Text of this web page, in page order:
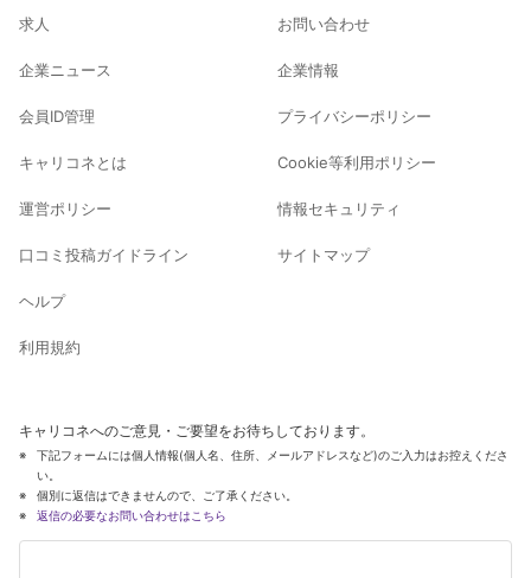
求人
企業ニュース
会員ID管理
キャリコネとは
運営ポリシー
口コミ投稿ガイドライン
ヘルプ
利用規約
お問い合わせ
企業情報
プライバシーポリシー
Cookie等利用ポリシー
情報セキュリティ
サイトマップ
キャリコネへのご意見・ご要望をお待ちしております。
下記フォームには個人情報(個人名、住所、メールアドレスなど)のご入力はお控えくださ
い。
個別に返信はできませんので、ご了承ください。
返信の必要なお問い合わせはこちら